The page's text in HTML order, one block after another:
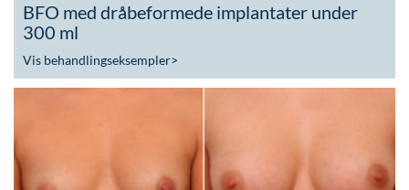
BFO med dråbeformede implantater under
300 ml
Vis behandlingseksempler>